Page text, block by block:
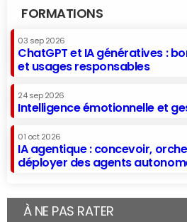
FORMATIONS
03 sep 2026
ChatGPT et IA génératives :
et usages responsables
24 sep 2026
Intelligence émotionnelle et
01 oct 2026
IA agentique : concevoir,
déployer des agents
À NE PAS RATER